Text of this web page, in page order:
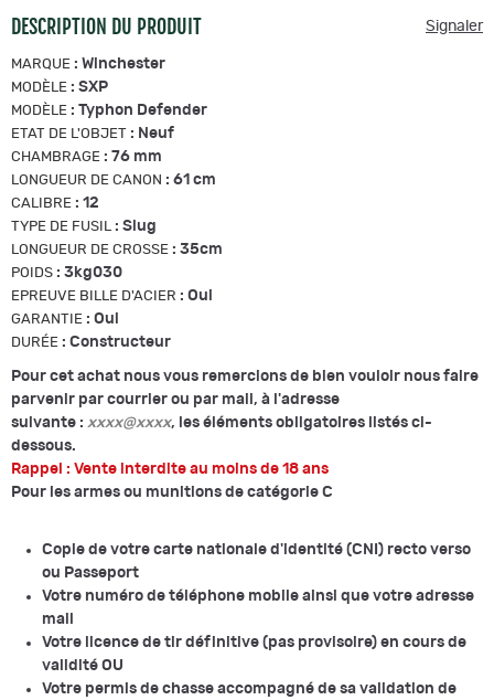
DESCRIPTION DU PRODUIT Signaler
MARQUE : Winchester
MODÈLE : SXP
MODÈLE : Typhon Defender
ETAT DE L'OBJET : Neuf
CHAMBRAGE : 76 mm
LONGUEUR DE CANON : 61 cm
CALIBRE : 12
TYPE DE FUSIL : Slug
LONGUEUR DE CROSSE : 35cm
POIDS : 3kg030
EPREUVE BILLE D'ACIER : Oui
GARANTIE : Oui
DURÉE : Constructeur
Pour cet achat nous vous remercions de bien vouloir nous faire
parvenir par courrier ou par mail, à l'adresse
suivante : xxxx@xxxx, les éléments obligatoires listés ci-
dessous.
Rappel : Vente interdite au moins de 18 ans
Pour les armes ou munitions de catégorie C
Copie de votre carte nationale d'identité (CNI) recto verso
ou Passeport
Votre numéro de téléphone mobile ainsi que votre adresse
mail
Votre licence de tir définitive (pas provisoire) en cours de
validité OU
Votre permis de chasse accompagné de sa validation de